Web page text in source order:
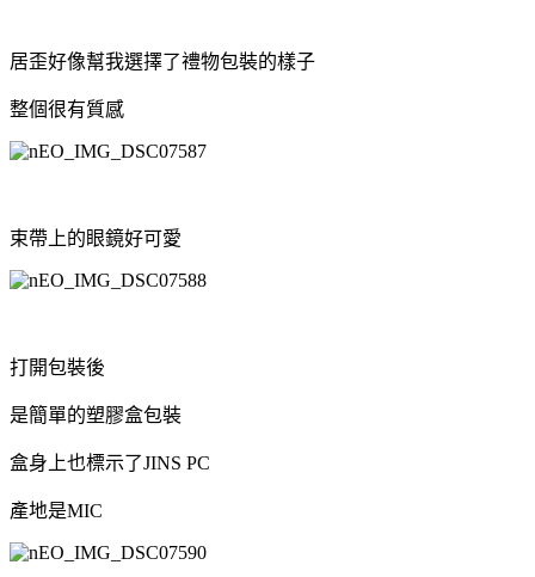
居歪好像幫我選擇了禮物包裝的樣子
整個很有質感
束帶上的眼鏡好可愛
打開包裝後
是簡單的塑膠盒包裝
盒身上也標示了JINS PC
產地是MIC